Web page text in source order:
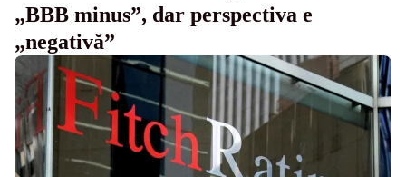
„BBB minus”, dar perspectiva e
„negativă”